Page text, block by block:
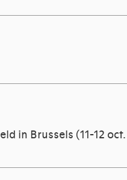
in Brussels (11-12 oct.